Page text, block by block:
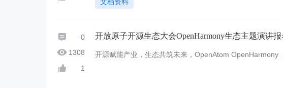
开发 ...
0
1308
1
开放原子开源生态大会OpenHarmony生态主题演讲
开源赋能产业，生态共筑未来，OpenAtom OpenHarmony